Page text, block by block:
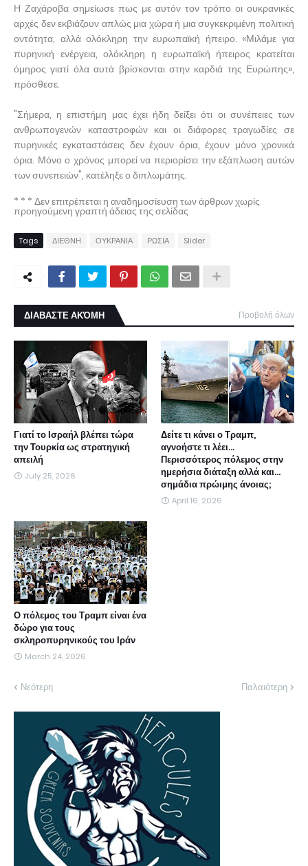
Η Ζαχάροβα σημείωσε πως με αυτόν τον τρόπο οι ουκρανικές
αρχές δεν εκβιάζουν απλώς μια χώρα ή μια συγκεκριμένη πολιτική
οντότητα, αλλά ολόκληρη την ευρωπαϊκή ήπειρο. «Μιλάμε για
πυρηνική ενέργεια, ολόκληρη η ευρωπαϊκή ήπειρος κρατείται
όμηρος γιατί όλα αυτά βρίσκονται στην καρδιά της Ευρώπης»,
πρόσθεσε.
"Σήμερα, η επιστήμη μας έχει ήδη δείξει ότι οι συνέπειες των
ανθρωπογενών καταστροφών και οι διάφορες τραγωδίες σε
πυρηνικές εγκαταστάσεις δεν έχουν όρια, έχουν μόνο χρονικά
όρια. Μόνο ο χρόνος μπορεί να περιορίσει την εξάπλωση αυτών
των συνεπειών", κατέληξε ο διπλωμάτης.
* * * Δεν επιτρέπεται η αναδημοσίευση των άρθρων χωρίς
προηγούμενη γραπτή άδειας της σελίδας
Tags ΔΙΕΘΝΗ ΟΥΚΡΑΝΙΑ ΡΩΣΙΑ Slider
ΔΙΑΒΑΣΤΕ ΑΚΌΜΗ Προβολή όλων
Γιατί το Ισραήλ βλέπει τώρα
την Τουρκία ως στρατηγική
απειλή
July 25, 2026
Δείτε τι κάνει ο Τραμπ,
αγνοήστε τι λέει...
Περισσότερος πόλεμος στην
ημερήσια διάταξη αλλά και...
σημάδια πρώιμης άνοιας;
April 16, 2026
Ο πόλεμος του Τραμπ είναι ένα
δώρο για τους
σκληροπυρηνικούς του Ιράν
March 24, 2026
Νεότερη Παλαιότερη